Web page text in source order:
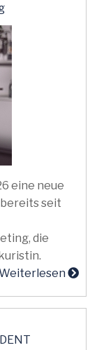
eine neue
seit
die